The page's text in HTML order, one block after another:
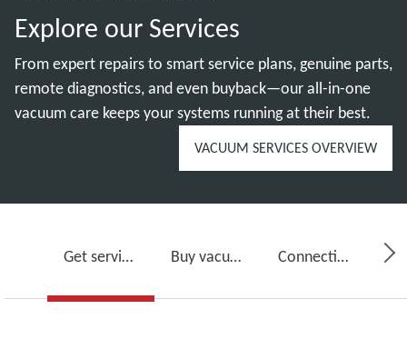
Explore our Services
From expert repairs to smart service plans, genuine parts,
remote diagnostics, and even buyback—our all-in-one
vacuum care keeps your systems running at their best.
VACUUM SERVICES OVERVIEW
Get service for your vacuum pump Buy vacuum pump oil, spare parts and kits Connectivity, monitoring and detection